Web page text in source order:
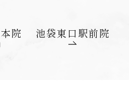
本院 池袋東口 駅前院